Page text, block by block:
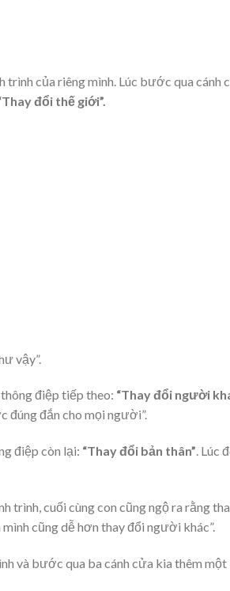
trình của riêng mình. Lúc bước qua cánh
đổi thế giới”.
vậy”.
điệp tiếp theo: “Thay đổi người
đúng đắn cho mọi người”.
điệp còn lại: “Thay đổi bản thân”. Lúc
trình, cuối cùng con cũng ngộ ra rằng
cũng dễ hơn thay đổi người khác”.
và bước qua ba cánh cửa kia thêm một